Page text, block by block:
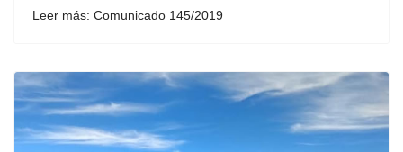
Leer más: Comunicado 145/2019